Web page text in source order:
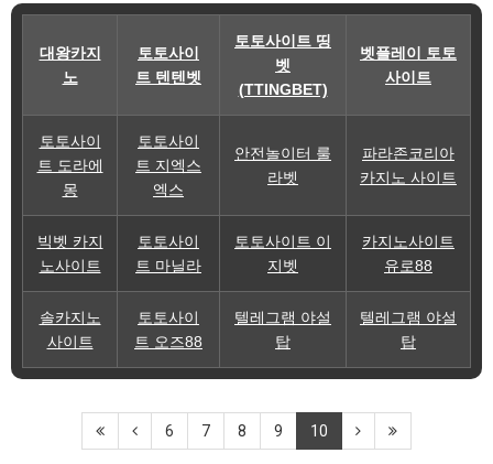
대왕카지
노
토토사이
트 텐텐벳
토토사이트 띵
벳
(TTINGBET)
벳플레이 토토
사이트
토토사이
트 도라에
몽
토토사이
트 지엑스
엑스
안전놀이터 룰
라벳
파라존코리아
카지노 사이트
빅벳 카지
노사이트
토토사이
트 마닐라
토토사이트 이
지벳
카지노사이트
유로88
솔카지노
사이트
토토사이
트 오즈88
텔레그램 야설
탑
텔레그램 야설
탑
6 7 8 9 10